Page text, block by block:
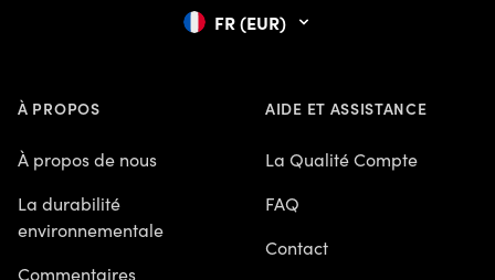
FR (EUR)
À PROPOS
À propos de nous
La durabilité
environnementale
Commentaires
AIDE ET ASSISTANCE
La Qualité Compte
FAQ
Contact